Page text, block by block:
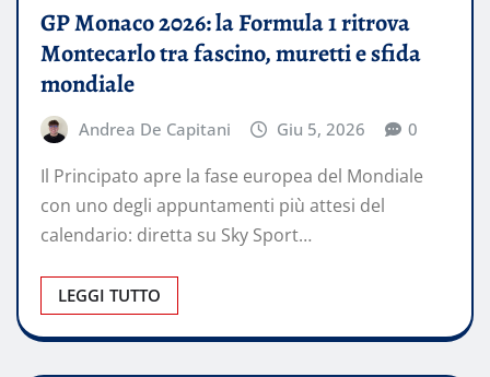
GP Monaco 2026: la Formula 1 ritrova
Montecarlo tra fascino, muretti e sfida
mondiale
Andrea De Capitani Giu 5, 2026 0
Il Principato apre la fase europea del Mondiale
con uno degli appuntamenti più attesi del
calendario: diretta su Sky Sport…
LEGGI TUTTO